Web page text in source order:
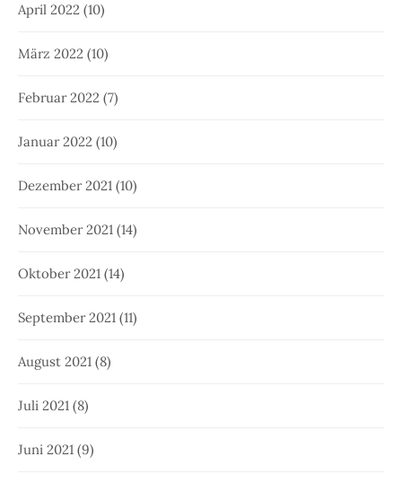
April 2022 (10)
März 2022 (10)
Februar 2022 (7)
Januar 2022 (10)
Dezember 2021 (10)
November 2021 (14)
Oktober 2021 (14)
September 2021 (11)
August 2021 (8)
Juli 2021 (8)
Juni 2021 (9)